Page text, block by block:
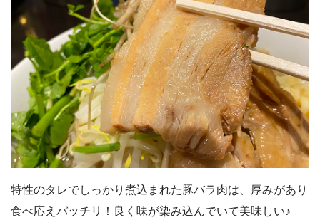
特性のタレでしっかり煮込まれた豚バラ肉は、厚みがあり
食べ応えバッチリ！良く味が染み込んでいて美味しい♪